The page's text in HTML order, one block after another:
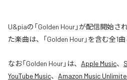
U&piaの「Golden Hour」が配信開始
た楽曲は、「Golden Hour」を含む全1
なお「Golden Hour」は、 Apple Music、
YouTube Music、 Amazon Music